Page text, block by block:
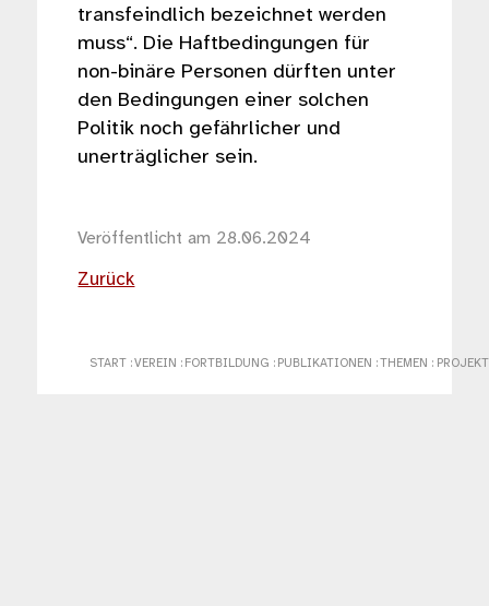
transfeindlich bezeichnet werden
muss“. Die Haftbedingungen für
non-binäre Personen dürften unter
den Bedingungen einer solchen
Politik noch gefährlicher und
unerträglicher sein.
Veröffentlicht am 28.06.2024
Zurück
START : VEREIN : FORTBILDUNG : PUBLIKATIONEN : THEMEN :